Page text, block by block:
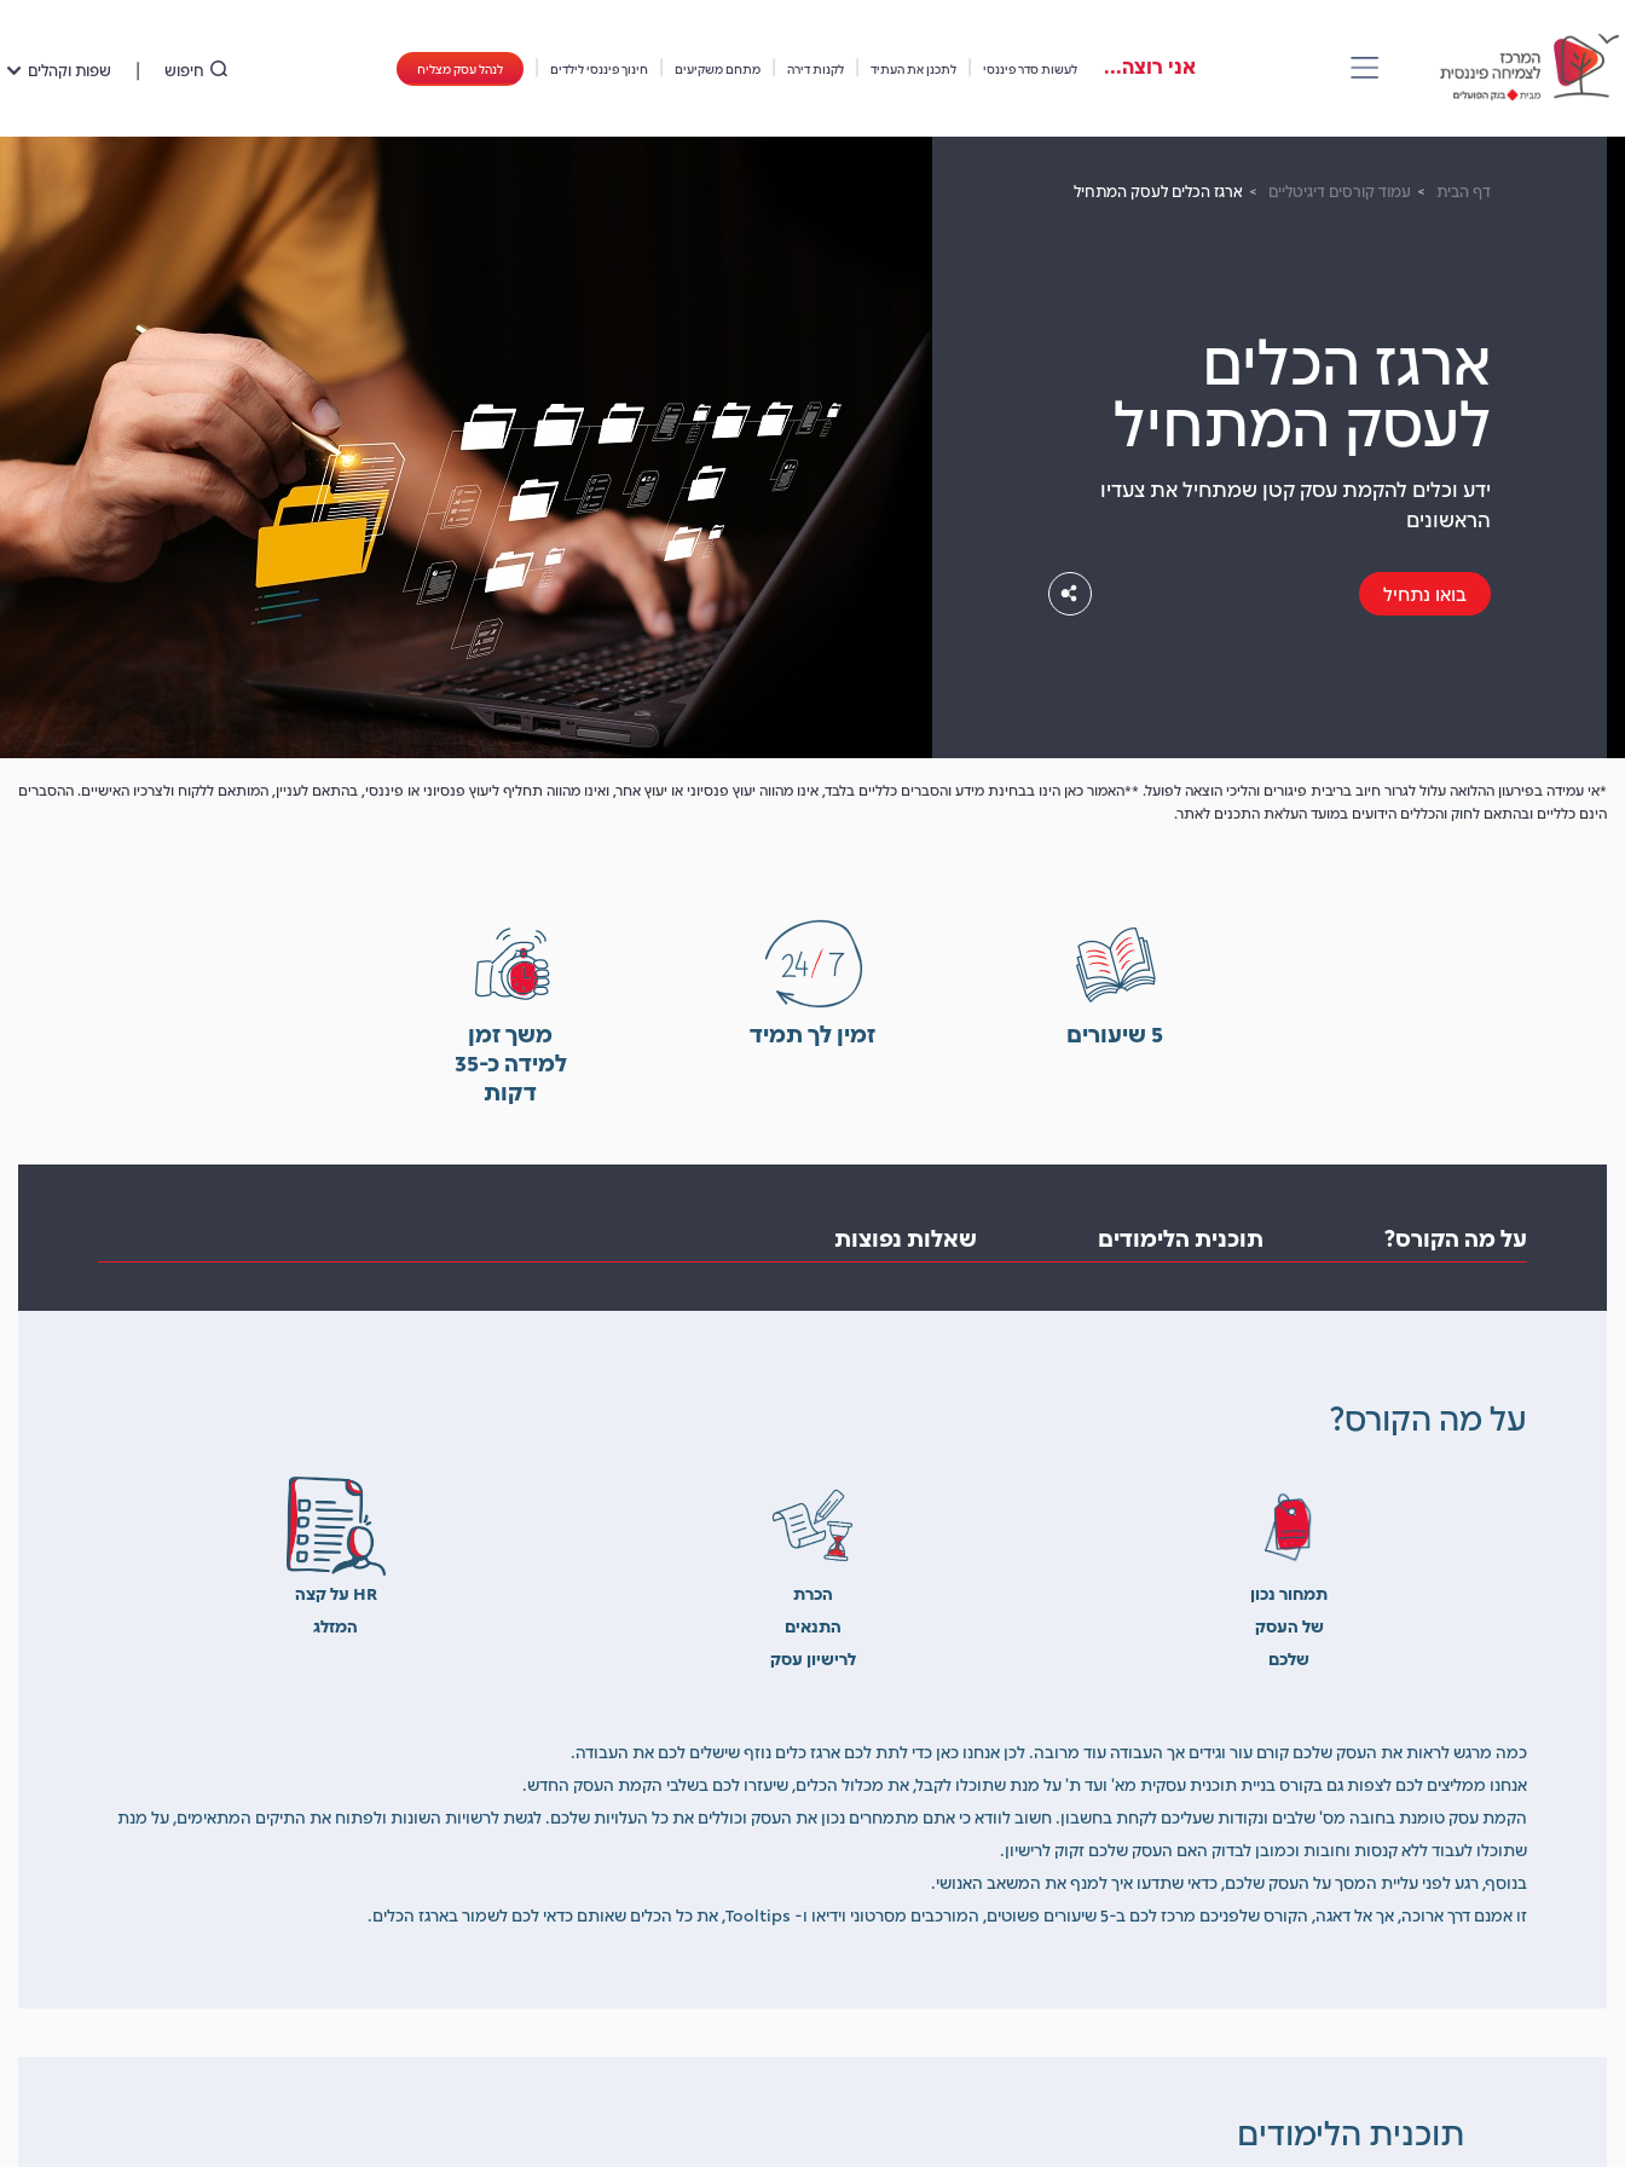
לראש
העמוד
to
main
content
to
footer
אני רוצה... לעשות סדר פיננסי לתכנן את העתיד לקנות דירה מתחם משקיעים חינוך פיננסי לילדים לנהל עסק מצליח חיפוש שפות וקהלים
דף הבית עמוד קורסים דיגיטליים ארגז הכלים לעסק המתחיל
ארגז הכלים
לעסק המתחיל
ידע וכלים להקמת עסק קטן שמתחיל את צעדיו
הראשונים
בואו נתחיל
*אי עמידה בפירעון ההלואה עלול לגרור חיוב בריבית פיגורים והליכי הוצאה לפועל. **האמור כאן הינו בבחינת מידע והסברים כלליים בלבד, אינו מהווה יעוץ פנסיוני או יעוץ אחר, ואינו מהווה תחליף ליעוץ פנסיוני או פיננסי, בהתאם לעניין, המותאם ללקוח ולצרכיו האישיים. ההסברים
הינם כלליים ובהתאם לחוק והכללים הידועים במועד העלאת התכנים לאתר.
5 שיעורים זמין לך תמיד
משך זמן
למידה כ-35
דקות
על מה הקורס? תוכנית הלימודים שאלות נפוצות
על מה הקורס?
תמחור נכון
של העסק
שלכם
הכרת
התנאים
לרישיון עסק
HR על קצה
המזלג
כמה מרגש לראות את העסק שלכם קורם עור וגידים אך העבודה עוד מרובה. לכן אנחנו כאן כדי לתת לכם ארגז כלים נוזף שישלים לכם את העבודה.
אנחנו ממליצים לכם לצפות גם בקורס בניית תוכנית עסקית מא' ועד ת' על מנת שתוכלו לקבל, את מכלול הכלים, שיעזרו לכם בשלבי הקמת העסק החדש.
הקמת עסק טומנת בחובה מס' שלבים ונקודות שעליכם לקחת בחשבון. חשוב לוודא כי אתם מתמחרים נכון את העסק וכוללים את כל העלויות שלכם. לגשת לרשויות השונות ולפתוח את התיקים המתאימים, על מנת
שתוכלו לעבוד ללא קנסות וחובות וכמובן לבדוק האם העסק שלכם זקוק לרישיון.
בנוסף, רגע לפני עליית המסך על העסק שלכם, כדאי שתדעו איך למנף את המשאב האנושי.
זו אמנם דרך ארוכה, אך אל דאגה, הקורס שלפניכם מרכז לכם ב-5 שיעורים פשוטים, המורכבים מסרטוני וידיאו ו- Tooltips, את כל הכלים שאותם כדאי לכם לשמור בארגז הכלים.
תוכנית הלימודים